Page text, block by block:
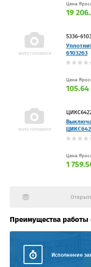
Цена
19
5336-
6103263
Цена
Цена
1
Преимущества работы
Исполнение